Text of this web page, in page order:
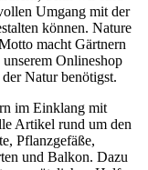
Umgang mit der
können. Nature
macht Gärtnern
Onlineshop
Natur benötigst.
im Einklang mit
Artikel rund um den
Pflanzgefäße,
und Balkon. Dazu